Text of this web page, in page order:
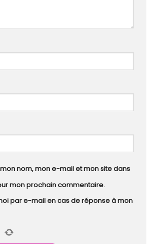
nom, mon e-mail et mon site dans
mon prochain commentaire.
par e-mail en cas de réponse à mon